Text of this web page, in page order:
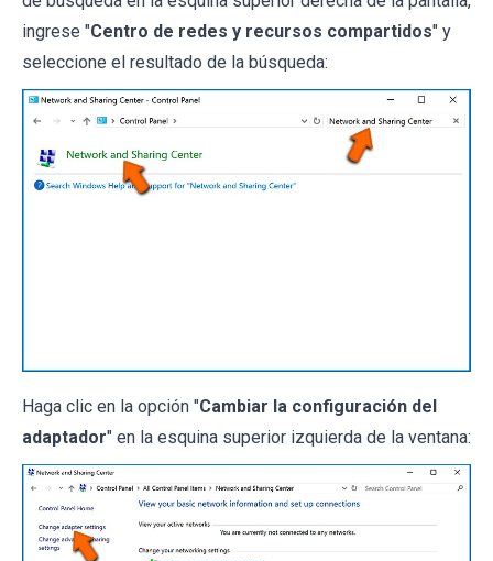
ingrese "Centro de redes y recursos compartidos" y
seleccione el resultado de la búsqueda:
Haga clic en la opción "Cambiar la configuración del
adaptador" en la esquina superior izquierda de la ventana: